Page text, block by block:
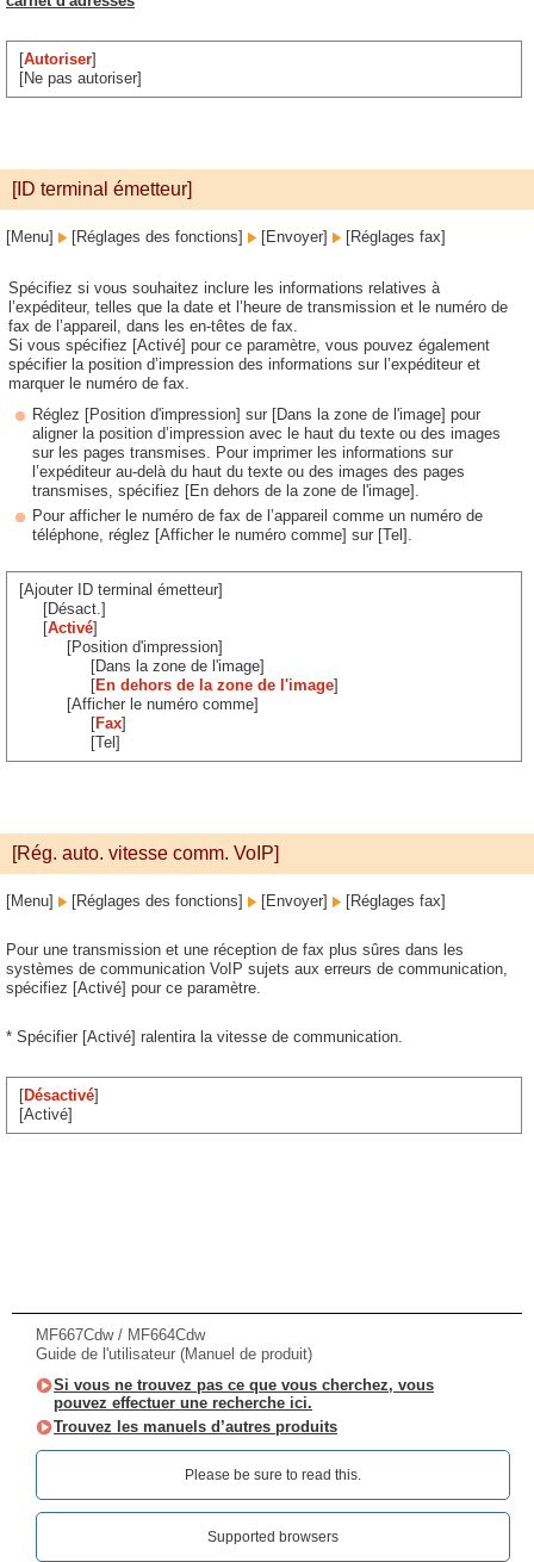
[Autoriser]
[Ne pas autoriser]
[ID terminal émetteur]
[Menu] [Réglages des fonctions] [Envoyer] [Réglages fax]
Spécifiez si vous souhaitez inclure les informations relatives à
l’expéditeur, telles que la date et l’heure de transmission et le numéro de
fax de l’appareil, dans les en-têtes de fax.
Si vous spécifiez [Activé] pour ce paramètre, vous pouvez également
spécifier la position d’impression des informations sur l’expéditeur et
marquer le numéro de fax.
Réglez [Position d'impression] sur [Dans la zone de l'image] pour
aligner la position d’impression avec le haut du texte ou des images
sur les pages transmises. Pour imprimer les informations sur
l’expéditeur au-delà du haut du texte ou des images des pages
transmises, spécifiez [En dehors de la zone de l'image].
Pour afficher le numéro de fax de l’appareil comme un numéro de
téléphone, réglez [Afficher le numéro comme] sur [Tel].
[Ajouter ID terminal émetteur]
[Désact.]
[Activé]
[Position d'impression]
[Dans la zone de l'image]
[En dehors de la zone de l'image]
[Afficher le numéro comme]
[Fax]
[Tel]
[Rég. auto. vitesse comm. VoIP]
[Menu] [Réglages des fonctions] [Envoyer] [Réglages fax]
Pour une transmission et une réception de fax plus sûres dans les
systèmes de communication VoIP sujets aux erreurs de communication,
spécifiez [Activé] pour ce paramètre.
* Spécifier [Activé] ralentira la vitesse de communication.
[Désactivé]
[Activé]
MF667Cdw / MF664Cdw
Guide de l'utilisateur (Manuel de produit)
Si vous ne trouvez pas ce que vous cherchez, vous
pouvez effectuer une recherche ici.
Trouvez les manuels d’autres produits
Please be sure to read this.‎
Supported browsers